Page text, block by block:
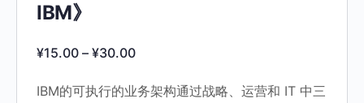
IBM》
¥15.00 – ¥30.00
IBM的可执行的业务架构通过战略、运营和 IT 中三